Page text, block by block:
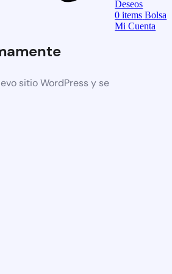
sitio WordPress y se
Deseos
0items Bolsa
Mi Cuenta